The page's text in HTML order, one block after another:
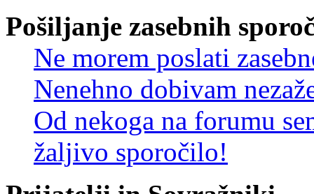
Pošiljanje zasebnih
Ne morem poslati
Nenehno dobivam
Od nekoga na forumu
žaljivo sporočilo!